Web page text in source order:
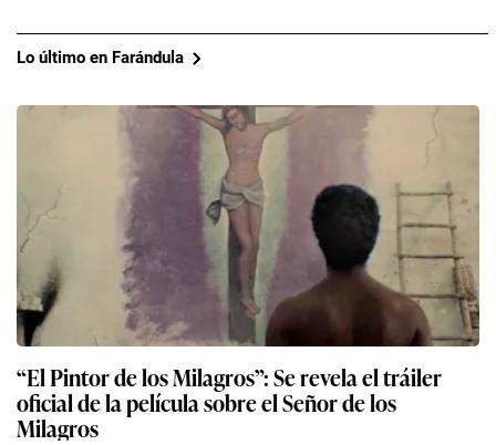
Lo último en Farándula
“El Pintor de los Milagros”: Se revela el tráiler
oficial de la película sobre el Señor de los
Milagros